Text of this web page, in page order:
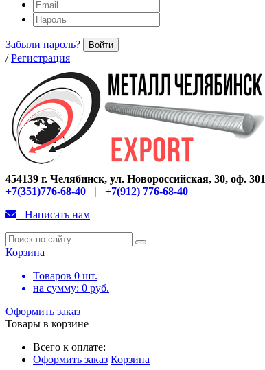
Забыли пароль? Войти
/ Регистрация
454139 г. Челябинск, ул. Новороссийская, 30, оф. 301
+7(351)776-68-40 | +7(912) 776-68-40
Написать нам
Корзина
Товаров 0 шт.
на сумму: 0 руб.
Оформить заказ
Товары в корзине
Всего к оплате:
Оформить заказ Корзина